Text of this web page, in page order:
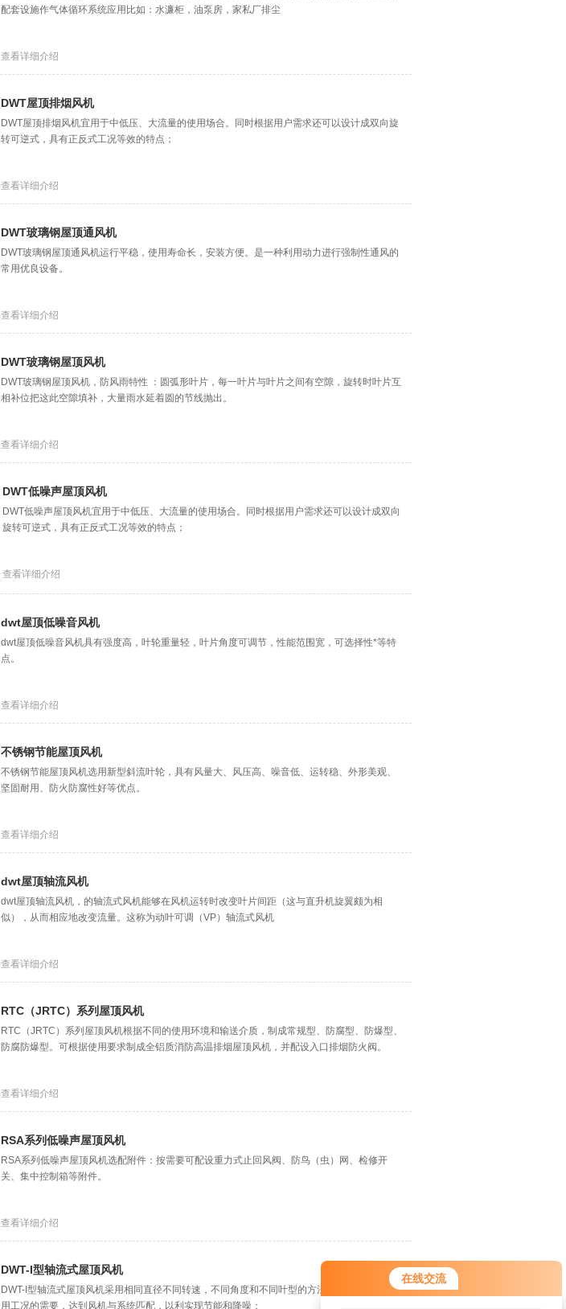
在线交流
您好！欢迎前来咨询，很高兴为您
服务，请问您要咨询什么问题呢？
配套设施作气体循环系统应用比如：水濂柜，油泵房，家私厂排尘
查看详细介绍
DWT屋顶排烟风机
DWT屋顶排烟风机宜用于中低压、大流量的使用场合。同时根据用户需求还可以设计成双向旋
转可逆式，具有正反式工况等效的特点；
查看详细介绍
DWT玻璃钢屋顶通风机
DWT玻璃钢屋顶通风机运行平稳，使用寿命长，安装方便。是一种利用动力进行强制性通风的
常用优良设备。
查看详细介绍
DWT玻璃钢屋顶风机
DWT玻璃钢屋顶风机，防风雨特性 ：圆弧形叶片，每一叶片与叶片之间有空隙，旋转时叶片互
相补位把这此空隙填补，大量雨水延着圆的节线抛出。
查看详细介绍
DWT低噪声屋顶风机
DWT低噪声屋顶风机宜用于中低压、大流量的使用场合。同时根据用户需求还可以设计成双向
旋转可逆式，具有正反式工况等效的特点；
查看详细介绍
dwt屋顶低噪音风机
dwt屋顶低噪音风机具有强度高，叶轮重量轻，叶片角度可调节，性能范围宽，可选择性*等特
点。
查看详细介绍
不锈钢节能屋顶风机
不锈钢节能屋顶风机选用新型斜流叶轮，具有风量大、风压高、噪音低、运转稳、外形美观、
坚固耐用、防火防腐性好等优点。
查看详细介绍
dwt屋顶轴流风机
dwt屋顶轴流风机，的轴流式风机能够在风机运转时改变叶片间距（这与直升机旋翼颇为相
似），从而相应地改变流量。这称为动叶可调（VP）轴流式风机
查看详细介绍
RTC（JRTC）系列屋顶风机
RTC（JRTC）系列屋顶风机根据不同的使用环境和输送介质，制成常规型、防腐型、防爆型、
防腐防爆型。可根据使用要求制成全铝质消防高温排烟屋顶风机，并配设入口排烟防火阀。
查看详细介绍
RSA系列低噪声屋顶风机
RSA系列低噪声屋顶风机选配附件：按需要可配设重力式止回风阀、防鸟（虫）网、检修开
关、集中控制箱等附件。
查看详细介绍
DWT-I型轴流式屋顶风机
DWT-I型轴流式屋顶风机采用相同直径不同转速，不同角度和不同叶型的方法，以满足不同使
用工况的需要，达到风机与系统匹配，以利实现节能和降噪；